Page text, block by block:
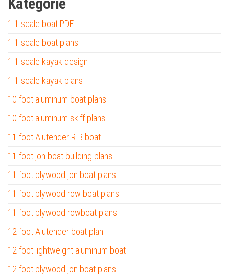
1 1 scale boat PDF
1 1 scale boat plans
1 1 scale kayak design
1 1 scale kayak plans
10 foot aluminum boat plans
10 foot aluminum skiff plans
11 foot Alutender RIB boat
11 foot jon boat building plans
11 foot plywood jon boat plans
11 foot plywood row boat plans
11 foot plywood rowboat plans
12 foot Alutender boat plan
12 foot lightweight aluminum boat
12 foot plywood jon boat plans